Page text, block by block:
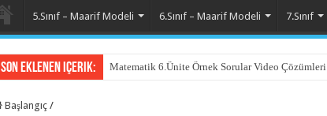
5.Sınıf – Maarif Modeli 6.Sınıf – Maarif Modeli 7.Sınıf
Son Eklenen içerik: Matematik 6.Ünite Örnek Sorular Video Çözümleri
Başlangıç /